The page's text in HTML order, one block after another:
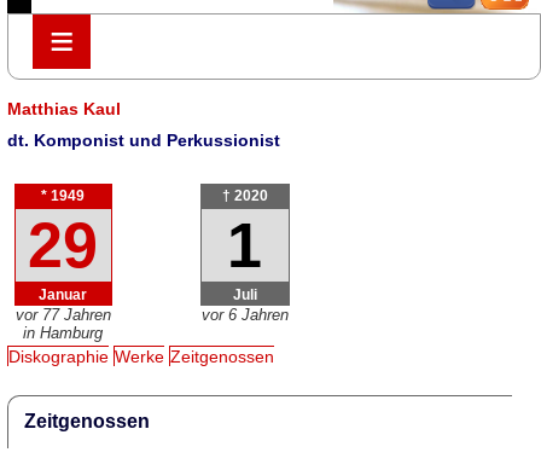
≡
≡
Matthias Kaul
dt. Komponist und Perkussionist
* 1949
29
Januar
vor 77 Jahren
in Hamburg
† 2020
1
Juli
vor 6 Jahren
Diskographie Werke Zeitgenossen
Zeitgenossen